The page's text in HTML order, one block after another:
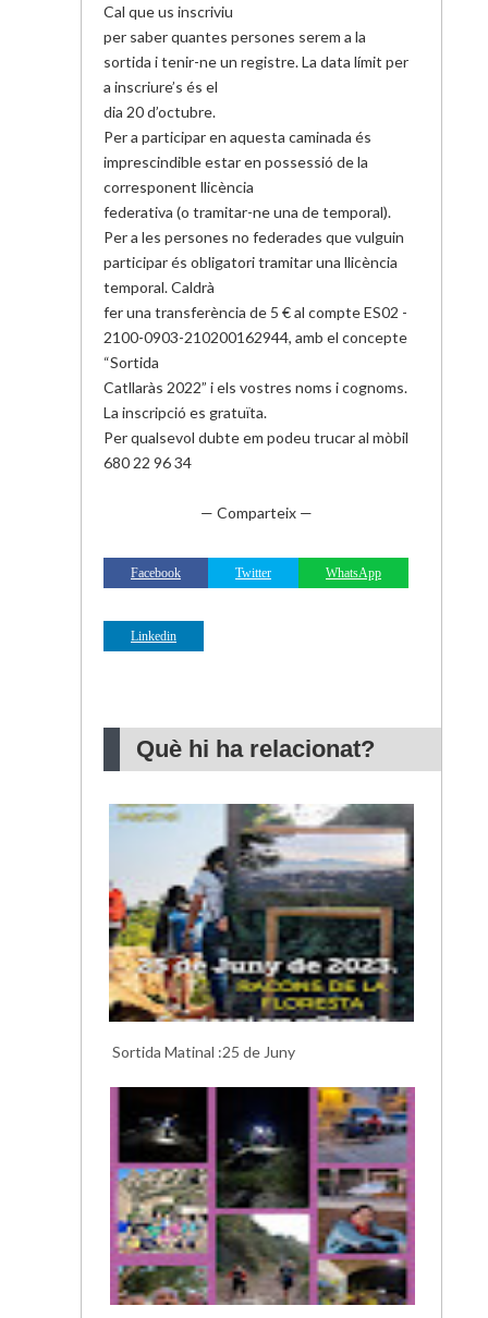
Cal que us inscriviu
per saber quantes persones serem a la
sortida i tenir-ne un registre. La data límit per
a inscriure’s és el
dia 20 d’octubre.
Per a participar en aquesta caminada és
imprescindible estar en possessió de la
corresponent llicència
federativa (o tramitar-ne una de temporal).
Per a les persones no federades que vulguin
participar és obligatori tramitar una llicència
temporal. Caldrà
fer una transferència de 5 € al compte ES02 -
2100-0903-210200162944, amb el concepte
“Sortida
Catllaràs 2022” i els vostres noms i cognoms.
La inscripció es gratuïta.
Per qualsevol dubte em podeu trucar al mòbil
680 22 96 34
— Comparteix —
Facebook Twitter WhatsApp
Linkedin
Què hi ha relacionat?
Sortida Matinal :25 de Juny